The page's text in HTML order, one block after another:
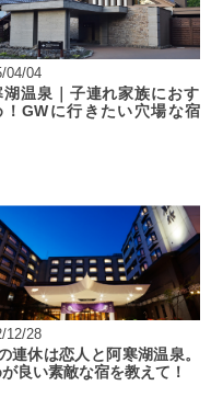
04/04
湖温泉｜子連れ家族におす
！GWに行きたい穴場な宿
12/28
連休は恋人と阿寒湖温泉。
が良い素敵な宿を教えて！